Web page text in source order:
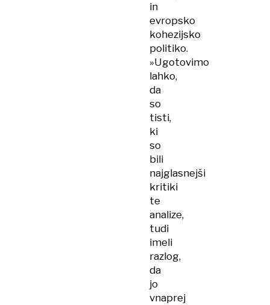
in
evropsko
kohezijsko
politiko.
»Ugotovimo
lahko,
da
so
tisti,
ki
so
bili
najglasnejši
kritiki
te
analize,
tudi
imeli
razlog,
da
jo
vnaprej